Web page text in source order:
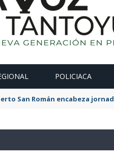
POLICIACA
San Román encabeza